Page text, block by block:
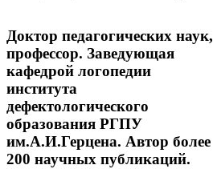
Доктор педагогических наук,
профессор. Заведующая
кафедрой логопедии
института
дефектологического
образования РГПУ
им.А.И.Герцена. Автор более
200 научных публикаций.